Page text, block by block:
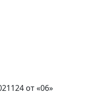
от «06»